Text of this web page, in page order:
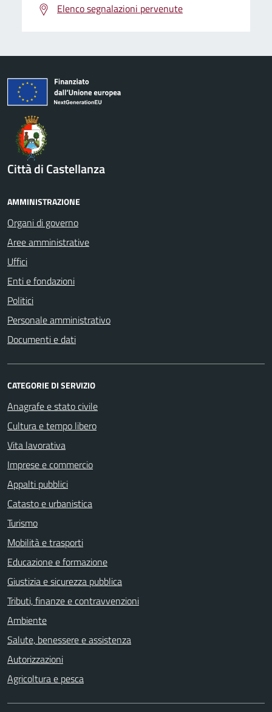
Elenco segnalazioni pervenute
Città di Castellanza
AMMINISTRAZIONE
Organi di governo
Aree amministrative
Uffici
Enti e fondazioni
Politici
Personale amministrativo
Documenti e dati
CATEGORIE DI SERVIZIO
Anagrafe e stato civile
Cultura e tempo libero
Vita lavorativa
Imprese e commercio
Appalti pubblici
Catasto e urbanistica
Turismo
Mobilità e trasporti
Educazione e formazione
Giustizia e sicurezza pubblica
Tributi, finanze e contravvenzioni
Ambiente
Salute, benessere e assistenza
Autorizzazioni
Agricoltura e pesca